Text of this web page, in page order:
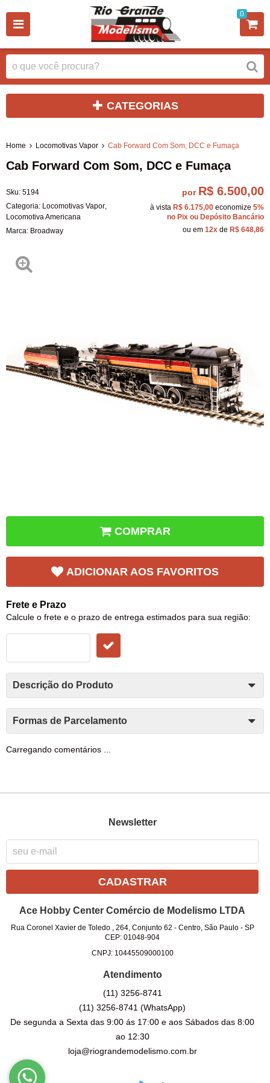
0
CATEGORIAS
Home Locomotivas Vapor Cab Forward Com Som, DCC e Fumaça
Cab Forward Com Som, DCC e Fumaça
Sku: 5194
Categoria: Locomotivas Vapor
Locomotiva Americana
Marca: Broadway
por R$ 6.500,00
à vista R$ 6.175,00 economize 5%
no Pix ou Depósito Bancário
ou em 12x de R$ 648,86
COMPRAR
ADICIONAR AOS FAVORITOS
Frete e Prazo
Calcule o frete e o prazo de entrega estimados para sua região:
Descrição do Produto
Formas de Parcelamento
Carregando comentários ...
Newsletter
CADASTRAR
Ace Hobby Center Comércio de Modelismo LTDA
Rua Coronel Xavier de Toledo , 264, Conjunto 62 - Centro, São Paulo- SP
CEP: 01048-904
CNPJ: 10445509000100
Atendimento
(11) 3256-8741
(11) 3256-8741(WhatsApp)
De segunda a Sexta das 9:00 ás 17:00 e aos Sábados das 8:00
ao 12:30
loja@riograndemodelismo.com.br